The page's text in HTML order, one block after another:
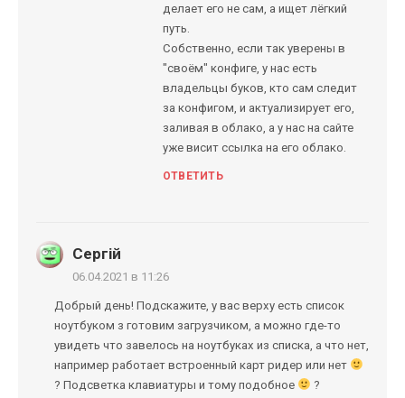
делает его не сам, а ищет лёгкий
путь.
Собственно, если так уверены в
"своём" конфиге, у нас есть
владельцы буков, кто сам следит
за конфигом, и актуализирует его,
заливая в облако, а у нас на сайте
уже висит ссылка на его облако.
ОТВЕТИТЬ
Сергій
06.04.2021 в 11:26
Добрый день! Подскажите, у вас верху есть список
ноутбуком з готовим загрузчиком, а можно где-то
увидеть что завелось на ноутбуках из списка, а что нет,
например работает встроенный карт ридер или нет
? Подсветка клавиатуры и тому подобное
?